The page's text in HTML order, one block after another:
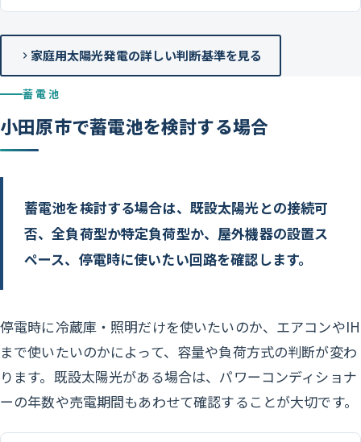
家庭用太陽光発電の詳しい判断基準を見る
蓄電池
小田原市で蓄電池を検討する場合
蓄電池を検討する場合は、既設太陽光との接続可
否、全負荷型か特定負荷型か、屋外機器の設置ス
ペース、停電時に使いたい回路を確認します。
停電時に冷蔵庫・照明だけを使いたいのか、エアコンやIH
まで使いたいのかによって、容量や負荷方式の判断が変わ
ります。既設太陽光がある場合は、パワーコンディショナ
ーの年数や売電期間もあわせて確認することが大切です。